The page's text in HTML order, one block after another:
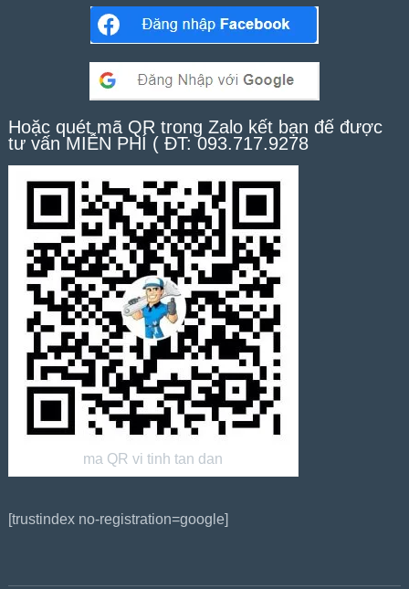
Hoặc quét mã QR trong Zalo kết bạn để được
tư vấn MIỄN PHÍ ( ĐT: 093.717.9278
ma QR vi tinh tan dan
[trustindex no-registration=google]